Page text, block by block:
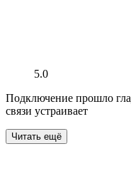
5.0
Подключение прошло
связи устраивает
Читать ещё